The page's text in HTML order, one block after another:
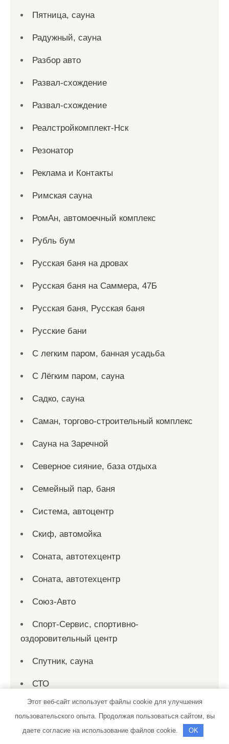
Пятница, сауна
Радужный, сауна
Разбор авто
Развал-схождение
Развал-схождение
Реалстройкомплект-Нск
Резонатор
Реклама и Контакты
Римская сауна
РомАн, автомоечный комплекс
Рубль бум
Русская баня на дровах
Русская баня на Саммера, 47Б
Русская баня, Русская баня
Русские бани
С легким паром, банная усадьба
С Лёгким паром, сауна
Садко, сауна
Саман, торгово-строительный комплекс
Сауна на Заречной
Северное сияние, база отдыха
Семейный пар, баня
Система, автоцентр
Скиф, автомойка
Соната, автотехцентр
Соната, автотехцентр
Союз-Авто
Спорт-Сервис, спортивно-
оздоровительный центр
Спутник, сауна
СТО
СТО
СТО 19
Этот веб-сайт использует файлы cookie для улучшения
пользовательского опыта. Продолжая пользоваться сайтом, вы
даете согласие на использование файлов cookie.
OK